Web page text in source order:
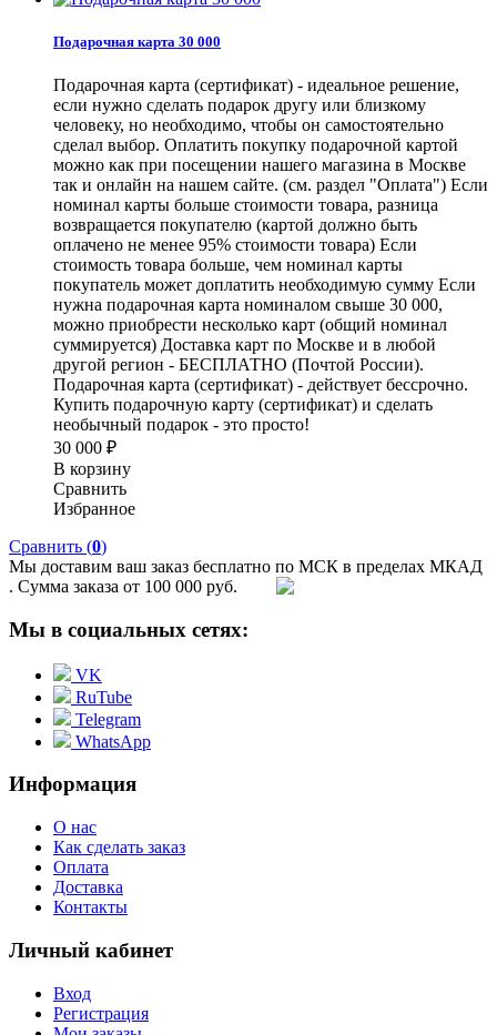
Подарочная карта 30 000
Подарочная карта (сертификат) - идеальное решение,
если нужно сделать подарок другу или близкому
человеку, но необходимо, чтобы он самостоятельно
сделал выбор. Оплатить покупку подарочной картой
можно как при посещении нашего магазина в Москве
так и онлайн на нашем сайте. (см. раздел "Оплата") Если
номинал карты больше стоимости товара, разница
возвращается покупателю (картой должно быть
оплачено не менее 95% стоимости товара) Если
стоимость товара больше, чем номинал карты
покупатель может доплатить необходимую сумму Если
нужна подарочная карта номиналом свыше 30 000,
можно приобрести несколько карт (общий номинал
суммируется) Доставка карт по Москве и в любой
другой регион - БЕСПЛАТНО (Почтой России).
Подарочная карта (сертификат) - действует бессрочно.
Купить подарочную карту (сертификат) и сделать
необычный подарок - это просто!
30 000 ₽
В корзину
Сравнить
Избранное
Сравнить (0)
Мы доставим ваш заказ бесплатно по МСК в пределах МКАД
. Сумма заказа от 100 000 руб.
Мы в социальных сетях:
VK
RuTube
Telegram
WhatsApp
Информация
О нас
Как сделать заказ
Оплата
Доставка
Контакты
Личный кабинет
Вход
Регистрация